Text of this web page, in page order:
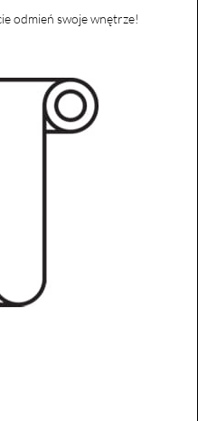
odmień swoje wnętrze!